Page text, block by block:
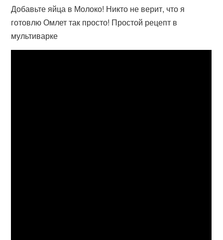
Добавьте яйца в Молоко! Никто не верит, что я
готовлю Омлет так просто! Простой рецепт в
мультиварке